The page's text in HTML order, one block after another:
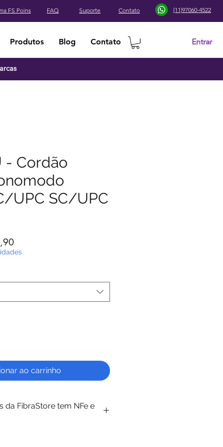
FS Poins FAQ Suporte Contato (11)97060-4522
Produtos Blog Contato Entrar
- Cordão
UPC SC/UPC
Preço
promocional
ao carrinho
da FibraStore tem NFe e